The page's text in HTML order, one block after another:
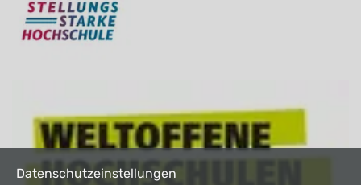
Datenschutzeinstellungen